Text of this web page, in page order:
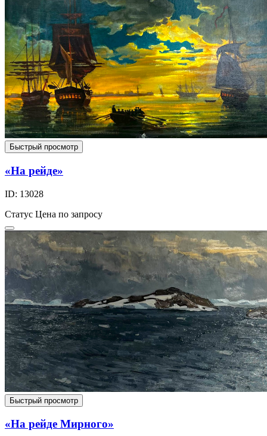
Быстрый просмотр
«На рейде»
ID: 13028
Статус Цена по запросу
Быстрый просмотр
«На рейде Мирного»